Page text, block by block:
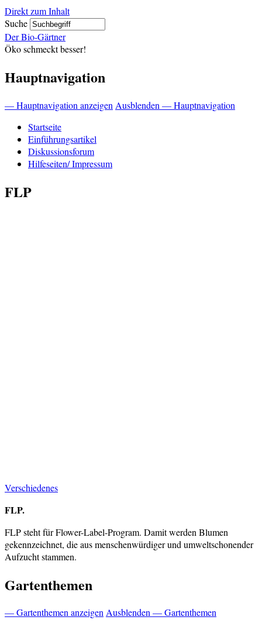
Direkt zum Inhalt
Suche
Der Bio-Gärtner
Öko schmeckt besser!
Hauptnavigation
— Hauptnavigation anzeigen Ausblenden — Hauptnavigation
Startseite
Einführungsartikel
Diskussionsforum
Hilfeseiten/ Impressum
FLP
Verschiedenes
FLP.
FLP steht für Flower-Label-Program. Damit werden Blumen
gekennzeichnet, die aus menschenwürdiger und umweltschonender
Aufzucht stammen.
Gartenthemen
— Gartenthemen anzeigenAusblenden — Gartenthemen